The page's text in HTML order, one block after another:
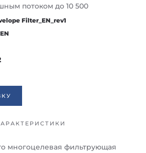
потоком до 10 500
Filter_EN_rev1
многоцелевая фильтрующая